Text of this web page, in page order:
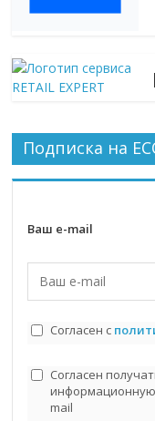
Подписка на
Ваш e-mail
Согласен с
Согласен
информационную
mail